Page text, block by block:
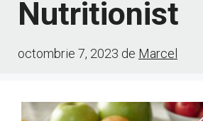
Nutritionist
octombrie 7, 2023 de Marcel